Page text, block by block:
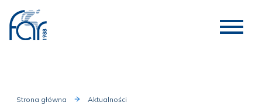
Strona główna
Aktualności